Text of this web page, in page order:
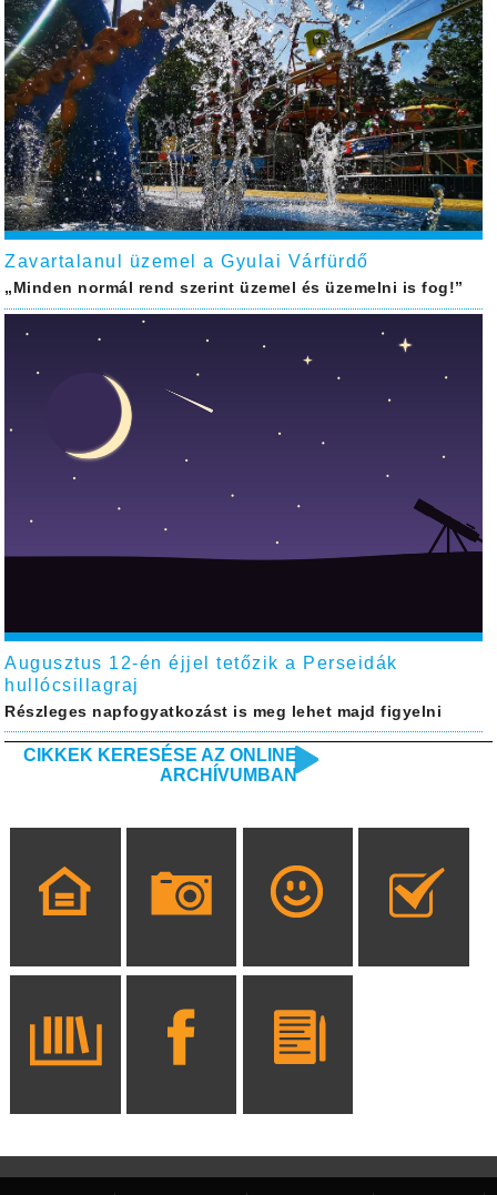
Zavartalanul üzemel a Gyulai Várfürdő
„Minden normál rend szerint üzemel és üzemelni is fog!”
Augusztus 12-én éjjel tetőzik a Perseidák
hullócsillagraj
Részleges napfogyatkozást is meg lehet majd figyelni
CIKKEK KERESÉSE AZ ONLINE
ARCHÍVUMBAN